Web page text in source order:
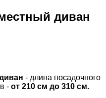
диван
- длина посадочного
- от 210 см до 310 см.